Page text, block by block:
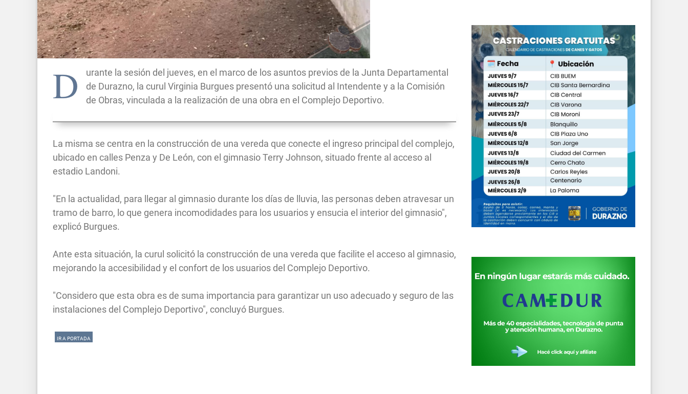
D
urante la sesión del jueves, en el marco de los asuntos previos de la Junta Departamental
de Durazno, la curul Virginia Burgues presentó una solicitud al Intendente y a la Comisión
de Obras, vinculada a la realización de una obra en el Complejo Deportivo.
La misma se centra en la construcción de una vereda que conecte el ingreso principal del complejo,
ubicado en calles Penza y De León, con el gimnasio Terry Johnson, situado frente al acceso al
estadio Landoni.
"En la actualidad, para llegar al gimnasio durante los días de lluvia, las personas deben atravesar un
tramo de barro, lo que genera incomodidades para los usuarios y ensucia el interior del gimnasio",
explicó Burgues.
Ante esta situación, la curul solicitó la construcción de una vereda que facilite el acceso al gimnasio,
mejorando la accesibilidad y el confort de los usuarios del Complejo Deportivo.
"Considero que esta obra es de suma importancia para garantizar un uso adecuado y seguro de las
instalaciones del Complejo Deportivo", concluyó Burgues.
IR A PORTADA